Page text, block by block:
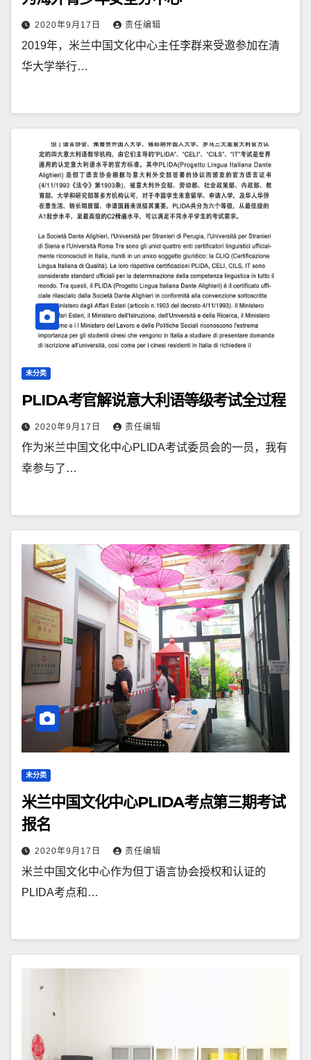
2020年9月17日 责任编辑
2019年，米兰中国文化中心主任李群来受邀参加在清
华大学举行…
未分类
PLIDA考官解说意大利语等级考试全过程
2020年9月17日 责任编辑
作为米兰中国文化中心PLIDA考试委员会的一员，我有
幸参与了…
未分类
米兰中国文化中心PLIDA考点第三期考试
报名
2020年9月17日 责任编辑
米兰中国文化中心作为但丁语言协会授权和认证的
PLIDA考点和…